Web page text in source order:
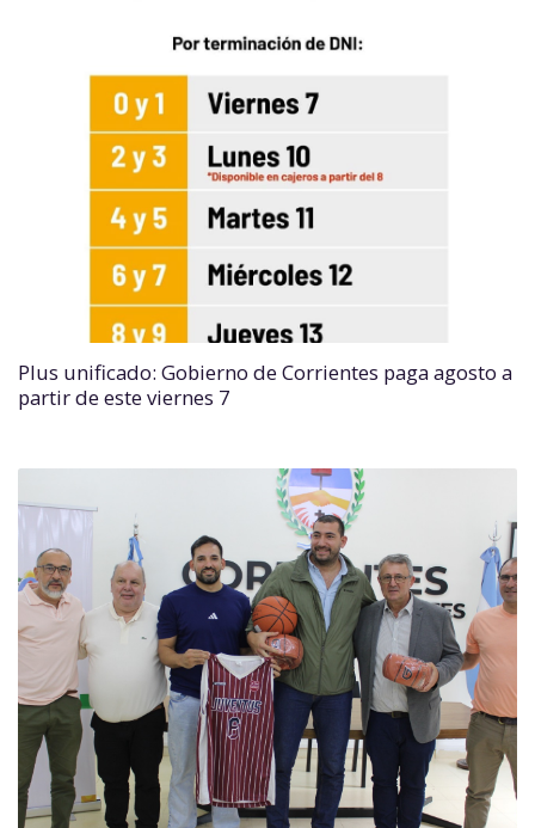
Plus unificado: Gobierno de Corrientes paga agosto a
partir de este viernes 7